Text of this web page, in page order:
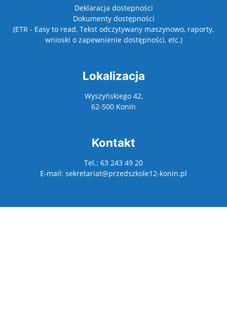
Deklaracja dostepności
Dokumenty dostępności
(ETR - Easy to read, Tekst odczytywany maszynowo, raporty,
wnioski o zapewnienie dostępności, etc.)
Lokalizacja
Wyszyńskiego 42,
62-500 Konin
Kontakt
Tel.: 63 243 49 20
E-mail: sekretariat@przedszkole12-konin.pl